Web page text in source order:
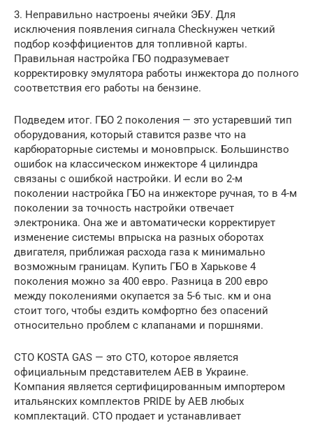
3. Неправильно настроены ячейки ЭБУ. Для
исключения появления сигнала Checkнужен четкий
подбор коэффициентов для топливной карты.
Правильная настройка ГБО подразумевает
корректировку эмулятора работы инжектора до полного
соответствия его работы на бензине.
Подведем итог. ГБО 2 поколения — это устаревший тип
оборудования, который ставится разве что на
карбюраторные системы и моновпрыск. Большинство
ошибок на классическом инжекторе 4 цилиндра
связаны с ошибкой настройки. И если во 2-м
поколении настройка ГБО на инжекторе ручная, то в 4-м
поколении за точность настройки отвечает
электроника. Она же и автоматически корректирует
изменение системы впрыска на разных оборотах
двигателя, приближая расхода газа к минимально
возможным границам. Купить ГБО в Харькове 4
поколения можно за 400 евро. Разница в 200 евро
между поколениями окупается за 5-6 тыс. км и она
стоит того, чтобы ездить комфортно без опасений
относительно проблем с клапанами и поршнями.
СТО KOSTA GAS — это СТО, которое является
официальным представителем АЕВ в Украине.
Компания является сертифицированным импортером
итальянских комплектов PRIDE by AEB любых
комплектаций. СТО продает и устанавливает